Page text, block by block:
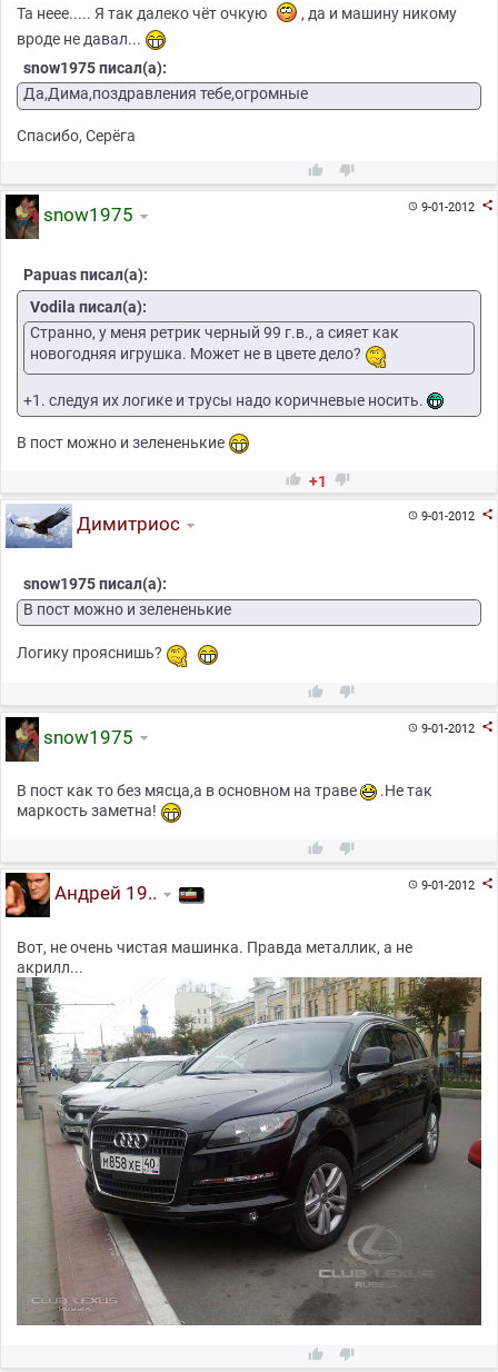
Та неее..... Я так далеко чёт очкую
, да и машину никому
вроде не давал...
snow1975 писал(а):
Да,Дима,поздравления тебе,огромные
Спасибо, Серёга
 
9-01-2012 
snow1975
Papuas писал(а):
Vodila писал(а):
Странно, у меня ретрик черный 99 г.в., а сияет как
новогодняя игрушка. Может не в цвете дело?
+1. следуя их логике и трусы надо коричневые носить.
В пост можно и зелененькие
 +1 
9-01-2012 
Димитриос
snow1975 писал(а):
В пост можно и зелененькие
Логику прояснишь?
 
9-01-2012 
snow1975
В пост как то без мясца,а в основном на траве
.Не так
маркость заметна!
 
9-01-2012 
Андрей 19..
Вот, не очень чистая машинка. Правда металлик, а не
акрилл...
 